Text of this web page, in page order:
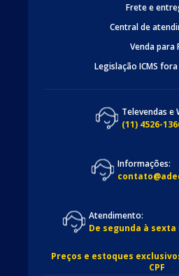
Frete e
Central de
Venda para
Legislação ICMS fora
Televendas e
(11) 4526-
Informações:
Atendimento:
De segunda à sexta
Preços e estoques
CPF